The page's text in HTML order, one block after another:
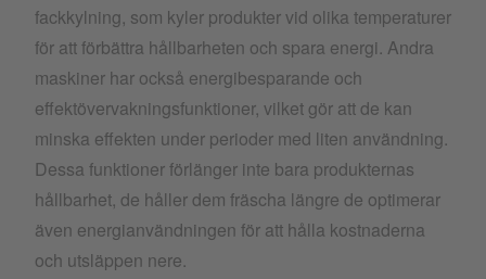
fackkylning, som kyler produkter vid olika temperaturer
för att förbättra hållbarheten och spara energi. Andra
maskiner har också energibesparande och
effektövervakningsfunktioner, vilket gör att de kan
minska effekten under perioder med liten användning.
Dessa funktioner förlänger inte bara produkternas
hållbarhet, de håller dem fräscha längre de optimerar
även energianvändningen för att hålla kostnaderna
och utsläppen nere.